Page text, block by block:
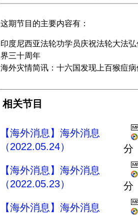
这期节目的主要内容有：
印度尼西亚法轮功学员庆祝法轮大法弘
界三十周年
海外灾情简讯：十六国发现上百猴痘病
相关节目
【海外消息】海外消息
（2022.05.24）
分
【海外消息】海外消息
（2022.05.23）
分
【海外消息】海外消息